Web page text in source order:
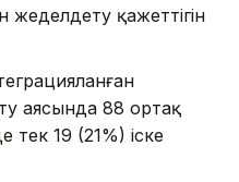
жеделдету қажеттігін
аясында 88 ортақ
тек 19 (21%) іске